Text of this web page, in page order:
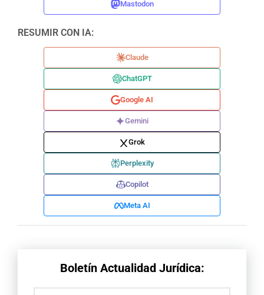
Mastodon
RESUMIR CON IA:
Claude
ChatGPT
Google AI
Gemini
Grok
Perplexity
Copilot
Meta AI
Boletín Actualidad Jurídica: